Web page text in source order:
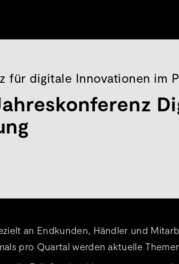
für digitale Innovationen im
an Endkunden, Händler und
pro Quartal werden aktuelle